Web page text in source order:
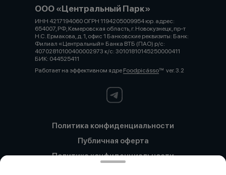
ООО «Центральный Парк»
ИНН 4217194060 ОГРН 1194205009954 юр. адрес:
654007, РФ, Кемеровская область, г. Новокузнецк, пр-т
Н.С. Ермакова, д. 1, офис 1 Банковские реквизиты: Банк:
Филиал «Центральный» Банка ВТБ (ПАО) р/с:
40702810100400002973 к/с: 30101810145250000411
БИК: 044525411
Работает на эффективном ядре Foodpicássover. 3.2
Политика конфиденциальности
Публичная оферта
Политика конфиденциальности
Новокузнецк